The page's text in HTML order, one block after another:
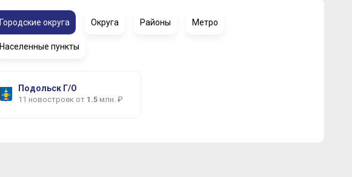
Городские округа Округа Районы Метро
Населенные пункты
Подольск Г/О
11 новостроек от 1.5млн. ₽